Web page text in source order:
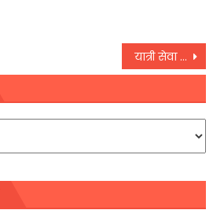
यात्री सेवा परियोजनाओंपर डाला प्रकाश